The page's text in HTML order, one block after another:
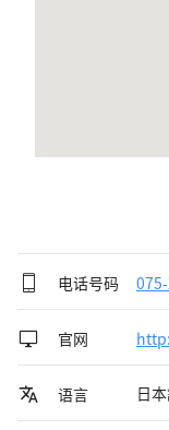
电话号码
官网
语言 日